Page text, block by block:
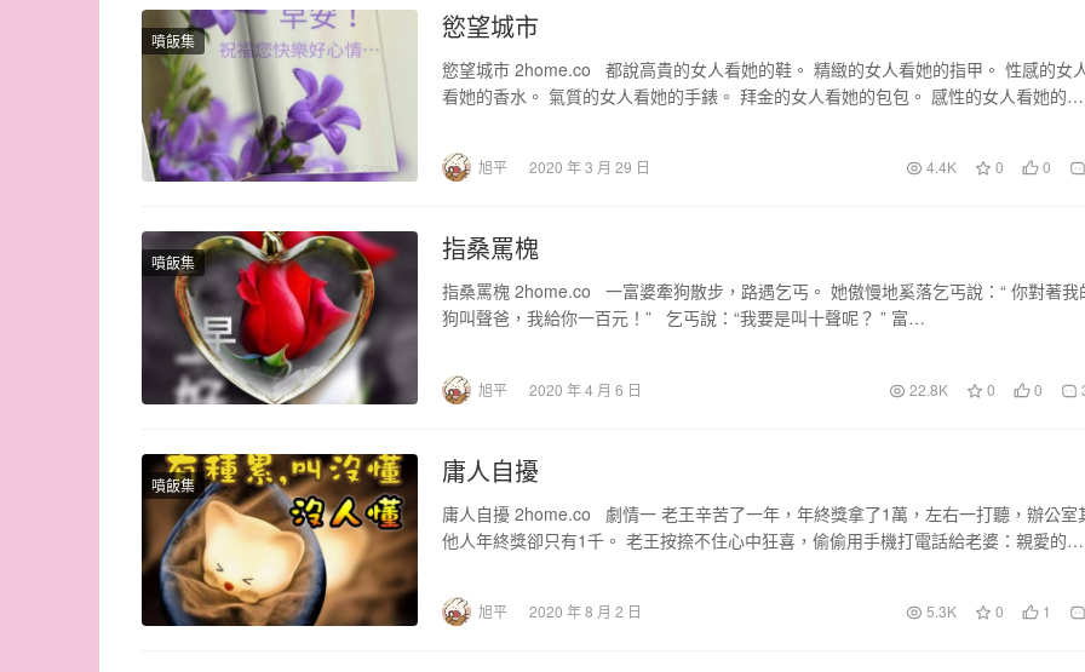
噴飯集 慾望城市
慾望城市 2home.co 都說高貴的女人看她的鞋。 精緻的女人看她的指甲。 性感的女
看她的香水。 氣質的女人看她的手錶。 拜金的女人看她的包包。 感性的女人看她的…
旭平 2020 年 3 月 29 日 4.4K 0 0
噴飯集 指桑罵槐
指桑罵槐 2home.co 一富婆牽狗散步，路遇乞丐。 她傲慢地奚落乞丐說：“ 你對著我
狗叫聲爸，我給你一百元！” 乞丐說：“我要是叫十聲呢？ ” 富…
旭平 2020 年 4 月 6 日 22.8K 0 0
噴飯集 庸人自擾
庸人自擾 2home.co 劇情一 老王辛苦了一年，年終獎拿了1萬，左右一打聽，辦公室
他人年終獎卻只有1千。 老王按捺不住心中狂喜，偷偷用手機打電話給老婆：親愛的，
旭平 2020 年 8 月 2 日 5.3K 0 1